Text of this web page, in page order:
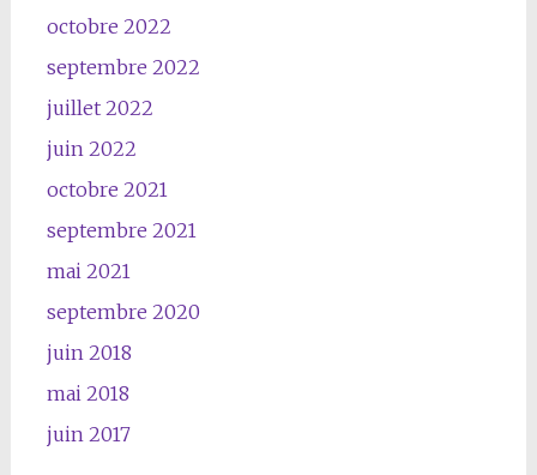
octobre 2022
septembre 2022
juillet 2022
juin 2022
octobre 2021
septembre 2021
mai 2021
septembre 2020
juin 2018
mai 2018
juin 2017